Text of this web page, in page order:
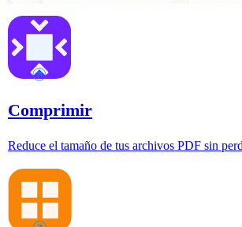
Comprimir
Reduce el tamaño de tus archivos PDF sin